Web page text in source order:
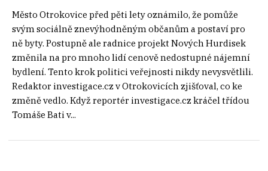
Město Otrokovice před pěti lety oznámilo, že pomůže
svým sociálně znevýhodněným občanům a postaví pro
ně byty. Postupně ale radnice projekt Nových Hurdisek
změnila na pro mnoho lidí cenově nedostupné nájemní
bydlení. Tento krok politici veřejnosti nikdy nevysvětlili.
Redaktor investigace.cz v Otrokovicích zjišťoval, co ke
změně vedlo. Když reportér investigace.cz kráčel třídou
Tomáše Bati v...